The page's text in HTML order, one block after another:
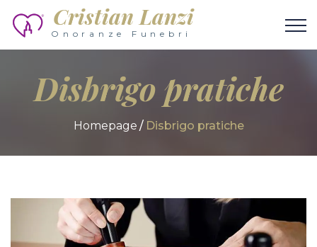
Cristian Lanzi
Onoranze Funebri
Disbrigo pratiche
Homepage Disbrigo pratiche